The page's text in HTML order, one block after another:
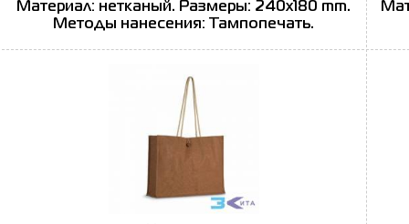
Материал: нетканый. Размеры: 240x180 mm.
Методы нанесения: Тампопечать.